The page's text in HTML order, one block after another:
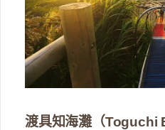
渡具知海灘（Toguchi